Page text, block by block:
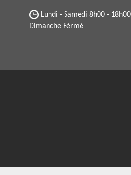
Lundi - Samedi 8h00 - 18h00
Dimanche Férmé